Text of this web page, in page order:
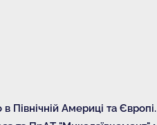
Північній Америці та